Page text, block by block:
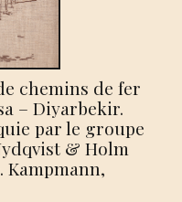
chemins de fer
– Diyarbekir.
par le groupe
& Holm
Kampmann,